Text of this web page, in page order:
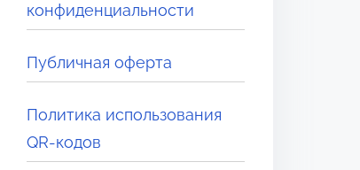
конфиденциальности
Публичная оферта
Политика использования
QR-кодов